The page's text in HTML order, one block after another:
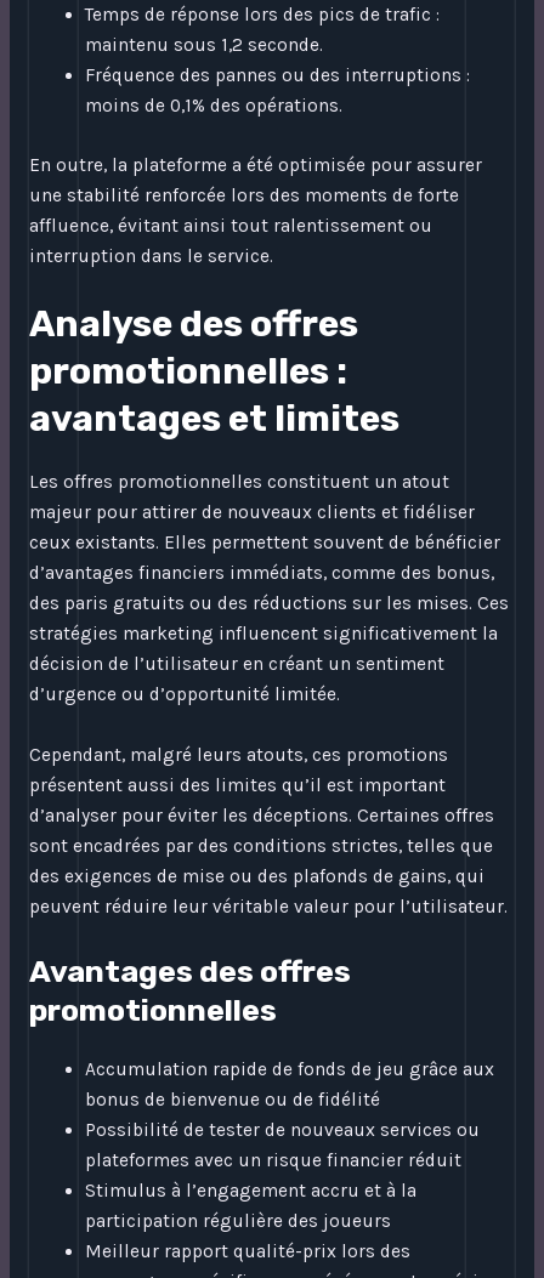
Temps de réponse lors des pics de trafic :
maintenu sous 1,2 seconde.
Fréquence des pannes ou des interruptions :
moins de 0,1% des opérations.
En outre, la plateforme a été optimisée pour assurer
une stabilité renforcée lors des moments de forte
affluence, évitant ainsi tout ralentissement ou
interruption dans le service.
Analyse des offres
promotionnelles :
avantages et limites
Les offres promotionnelles constituent un atout
majeur pour attirer de nouveaux clients et fidéliser
ceux existants. Elles permettent souvent de bénéficier
d’avantages financiers immédiats, comme des bonus,
des paris gratuits ou des réductions sur les mises. Ces
stratégies marketing influencent significativement la
décision de l’utilisateur en créant un sentiment
d’urgence ou d’opportunité limitée.
Cependant, malgré leurs atouts, ces promotions
présentent aussi des limites qu’il est important
d’analyser pour éviter les déceptions. Certaines offres
sont encadrées par des conditions strictes, telles que
des exigences de mise ou des plafonds de gains, qui
peuvent réduire leur véritable valeur pour l’utilisateur.
Avantages des offres
promotionnelles
Accumulation rapide de fonds de jeu grâce aux
bonus de bienvenue ou de fidélité
Possibilité de tester de nouveaux services ou
plateformes avec un risque financier réduit
Stimulus à l’engagement accru et à la
participation régulière des joueurs
Meilleur rapport qualité-prix lors des